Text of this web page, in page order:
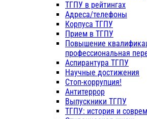
ТГПУ в рейтингах
Адреса/телефоны
Корпуса ТГПУ
Прием в ТГПУ
Повышение
профессиональная
Аспирантура ТГПУ
Научные достижения
Стоп-коррупция!
Антитеррор
Выпускники ТГПУ
ТГПУ: история и